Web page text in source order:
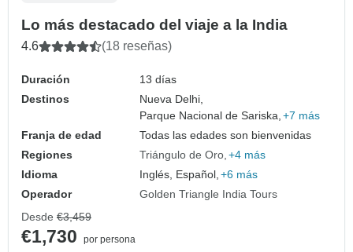
Lo más destacado del viaje a la India
4.6 (18 reseñas)
Duración
13 días
Destinos
Nueva Delhi,
Parque Nacional de Sariska, +7 más
Franja de edad
Todas las edades son bienvenidas
Regiones
Triángulo de Oro +4 más
Idioma
Inglés, Español, +6 más
Operador
Golden Triangle India Tours
Desde €3,459
€1,730
por persona